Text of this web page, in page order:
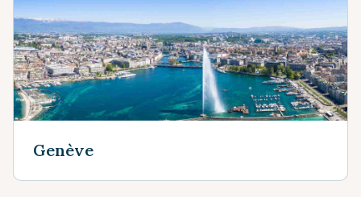
Genève